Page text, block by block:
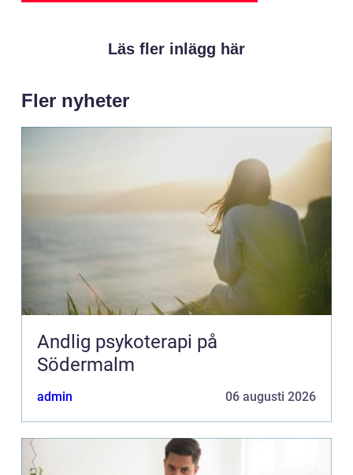
Läs fler inlägg här
Fler nyheter
Andlig psykoterapi på
Södermalm
admin 06 augusti 2026